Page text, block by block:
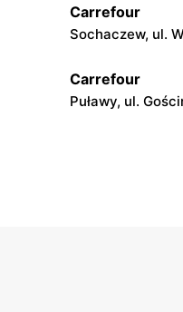
Carrefour
Sochaczew, ul.
Carrefour
Puławy, ul.